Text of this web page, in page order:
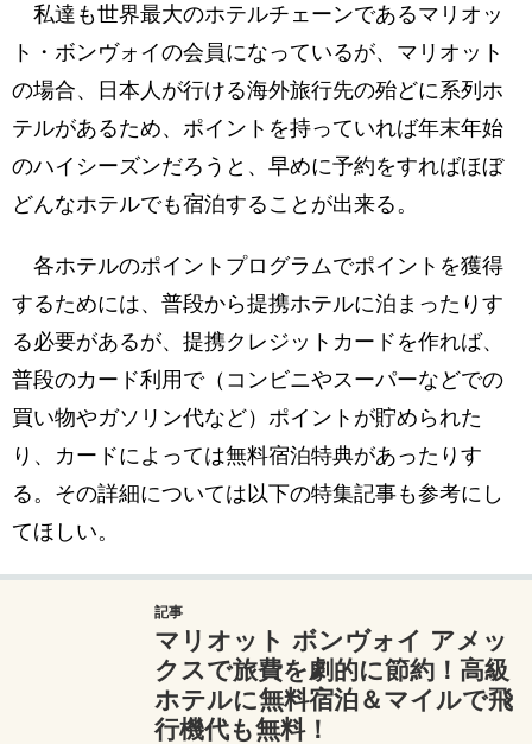
私達も世界最大のホテルチェーンであるマリオッ
ト・ボンヴォイの会員になっているが、マリオット
の場合、日本人が行ける海外旅行先の殆どに系列ホ
テルがあるため、ポイントを持っていれば年末年始
のハイシーズンだろうと、早めに予約をすればほぼ
どんなホテルでも宿泊することが出来る。
各ホテルのポイントプログラムでポイントを獲得
するためには、普段から提携ホテルに泊まったりす
る必要があるが、提携クレジットカードを作れば、
普段のカード利用で（コンビニやスーパーなどでの
買い物やガソリン代など）ポイントが貯められた
り、カードによっては無料宿泊特典があったりす
る。その詳細については以下の特集記事も参考にし
てほしい。
記事
マリオット ボンヴォイ アメッ
クスで旅費を劇的に節約！高級
ホテルに無料宿泊＆マイルで飛
行機代も無料！